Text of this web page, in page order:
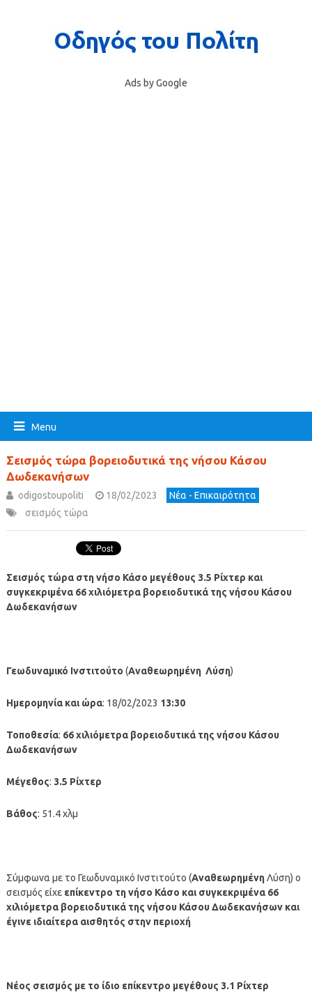
Ads by Google
Menu
Σεισμός τώρα βορειοδυτικά της νήσου Κάσου
Δωδεκανήσων
odigostoupoliti 18/02/2023
Νέα - Επικαιρότητα
σεισμός τώρα
Σεισμός τώρα στη νήσο Κάσο μεγέθους 3.5 Ρίχτερ και
συγκεκριμένα 66 χιλιόμετρα βορειοδυτικάτης νήσου Κάσου
Δωδεκανήσων
Γεωδυναμικό Ινστιτούτο (Αναθεωρημένη Λύση)
Ημερομηνία και ώρα: 18/02/2023 13:30
Τοποθεσία: 66χιλιόμετρα βορειοδυτικάτης νήσου Κάσου
Δωδεκανήσων
Μέγεθος: 3.5 Ρίχτερ
Βάθος: 51.4 χλμ
Σύμφωνα με το Γεωδυναμικό Ινστιτούτο (ΑναθεωρημένηΛύση) ο
σεισμός είχε επίκεντρο τη νήσο Κάσο και συγκεκριμένα 66
χιλιόμετρα βορειοδυτικά της νήσου Κάσου Δωδεκανήσων και
έγινε ιδιαίτερα αισθητός στην περιοχή
Νέος σεισμός με το ίδιο επίκεντρο μεγέθους 3.1 Ρίχτερ